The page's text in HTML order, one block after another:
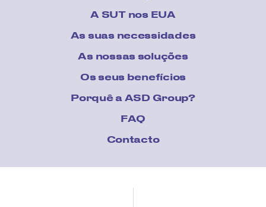
A SUT nos EUA
As suas necessidades
As nossas soluções
Os seus benefícios
Porquê a ASD Group?
FAQ
Contacto